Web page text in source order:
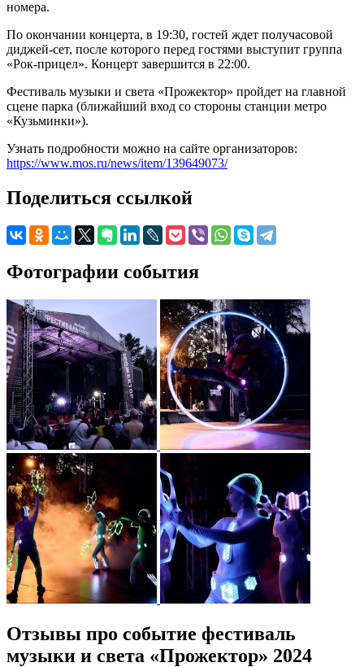
номера.
По окончании концерта, в 19:30, гостей ждет получасовой
диджей-сет, после которого перед гостями выступит группа
«Рок-прицел». Концерт завершится в 22:00.
Фестиваль музыки и света «Прожектор» пройдет на главной
сцене парка (ближайший вход со стороны станции метро
«Кузьминки»).
Узнать подробности можно на сайте организаторов:
https://www.mos.ru/news/item/139649073/
Поделиться ссылкой
Фотографии события
Отзывы про событие фестиваль
музыки и света «Прожектор» 2024